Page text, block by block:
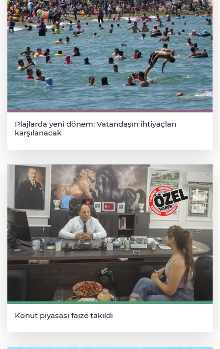
Plajlarda yeni dönem: Vatandaşın ihtiyaçları
karşılanacak
Konut piyasası faize takıldı